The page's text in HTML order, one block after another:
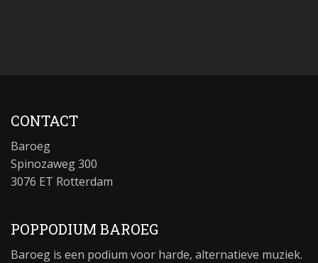
CONTACT
Baroeg
Spinozaweg 300
3076 ET Rotterdam
POPPODIUM BAROEG
Baroeg is een podium voor harde, alternatieve muziek.